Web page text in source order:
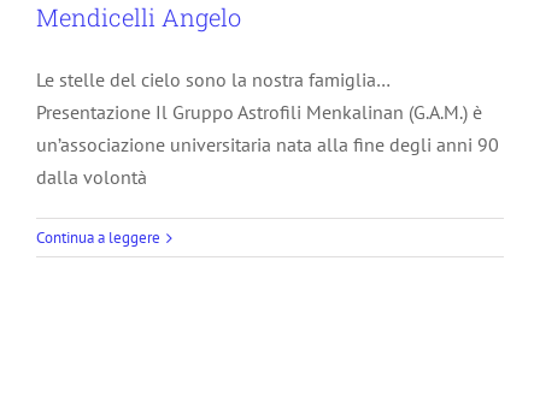
Mendicelli Angelo
Le stelle del cielo sono la nostra famiglia…
Presentazione Il Gruppo Astrofili Menkalinan (G.A.M.) è
un’associazione universitaria nata alla fine degli anni 90
dalla volontà
Continua a leggere